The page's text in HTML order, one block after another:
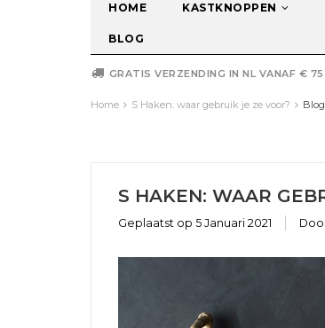
HOME KASTKNOPPEN
BLOG
GRATIS VERZENDING IN NL VANAF € 75
Home S Haken: waar gebruik je ze voor? Blog
S HAKEN: WAAR
Geplaatst op 5 Januari 2021